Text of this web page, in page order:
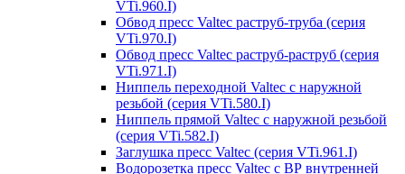
VTi.960.I)
Обвод пресс Valtec раструб-труба (серия
VTi.970.I)
Обвод пресс Valtec раструб-раструб (серия
VTi.971.I)
Ниппель переходной Valtec с наружной
резьбой (серия VTi.580.I)
Ниппель прямой Valtec с наружной резьбой
(серия VTi.582.I)
Заглушка пресс Valtec (серия VTi.961.I)
Водорозетка пресс Valtec с ВР внутренней